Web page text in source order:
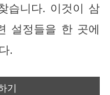
습니다. 이것이 삼
설정들을 한 곳에
.
기